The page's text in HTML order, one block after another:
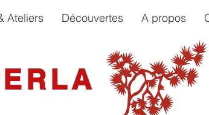
Ateliers Découvertes A propos